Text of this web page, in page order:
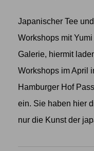
Japanischer Tee
Workshops mit
Galerie, hiermit
Workshops im April
Hamburger Hof
ein. Sie haben hier
nur die Kunst der